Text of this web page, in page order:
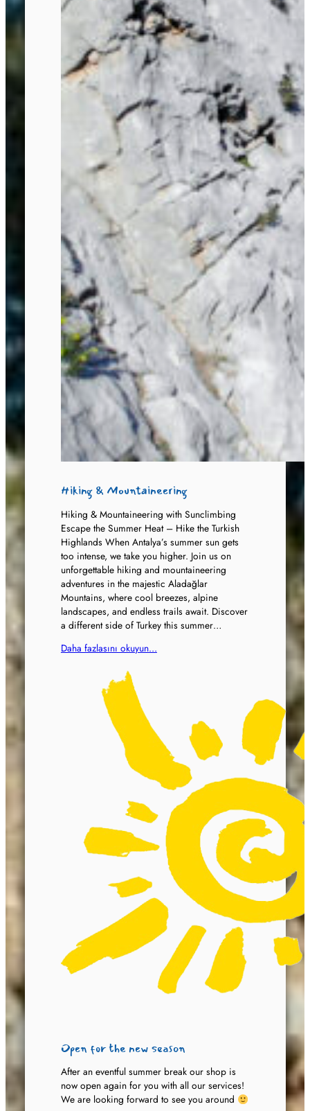
Hiking & Mountaineering
Hiking & Mountaineering with Sunclimbing
Escape the Summer Heat – Hike the Turkish
Highlands When Antalya’s summer sun gets
too intense, we take you higher. Join us on
unforgettable hiking and mountaineering
adventures in the majestic Aladağlar
Mountains, where cool breezes, alpine
landscapes, and endless trails await. Discover
a different side of Turkey this summer…
Daha fazlasını okuyun...
Open for the new season
After an eventful summer break our shop is
now open again for you with all our services!
We are looking forward to see you around